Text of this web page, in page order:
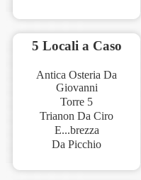
5 Locali a Caso
Antica Osteria Da
Giovanni
Torre 5
Trianon Da Ciro
E...brezza
Da Picchio